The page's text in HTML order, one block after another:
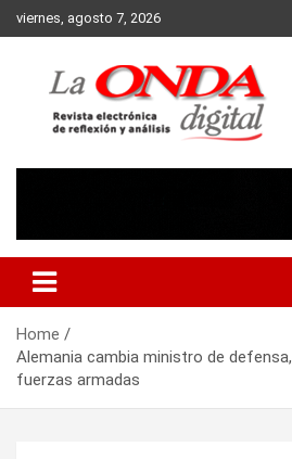
Skip
to
viernes, agosto 7, 2026
Home
Alemania cambia ministro de
fuerzas armadas